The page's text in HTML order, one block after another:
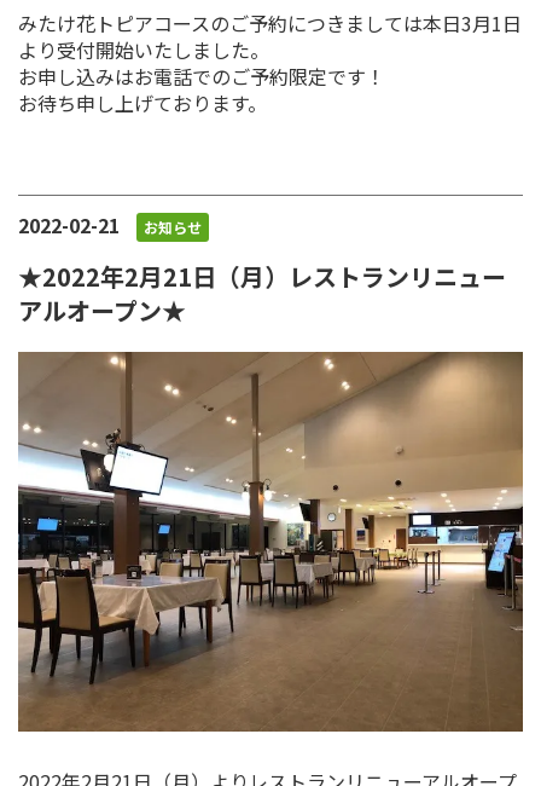
みたけ花トピアコースのご予約につきましては本日3月1日
より受付開始いたしました。
お申し込みはお電話でのご予約限定です！
お待ち申し上げております。
2022-02-21 お知らせ
★2022年2月21日（月）レストランリニュー
アルオープン★